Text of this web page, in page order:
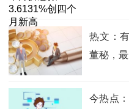
热文：
董秘，
今热点